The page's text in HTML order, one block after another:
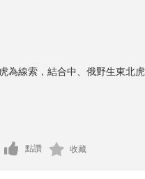
為線索，結合中、俄野生東北
點讚 收藏